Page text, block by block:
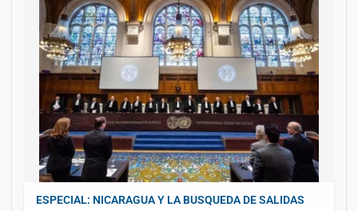
ESPECIAL: NICARAGUA Y LA BUSQUEDA DE SALIDAS